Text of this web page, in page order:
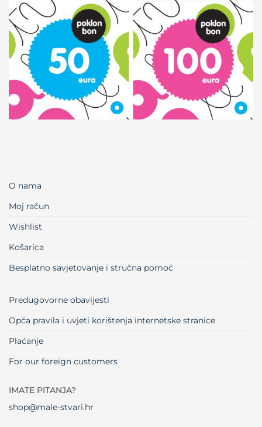
O nama
Moj račun
Wishlist
Košarica
Besplatno savjetovanje i stručna pomoć
Predugovorne obavijesti
Opća pravila i uvjeti korištenja internetske stranice
Plaćanje
For our foreign customers
IMATE PITANJA?
shop@male-stvari.hr